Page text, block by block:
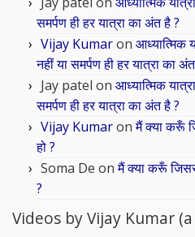
समर्पण ही हर यात्रा का अंत है ?
Vijay Kumaron आध्यात्मिक
नहीं या समर्पण ही हर यात्रा का
Jay patel on आध्यात्मिक
समर्पण ही हर यात्रा का अंत है ?
Vijay Kumaronमैं क्या करूँ
हो ?
Soma De onमैं क्या करूँ
?
Videos by Vijay Kumar